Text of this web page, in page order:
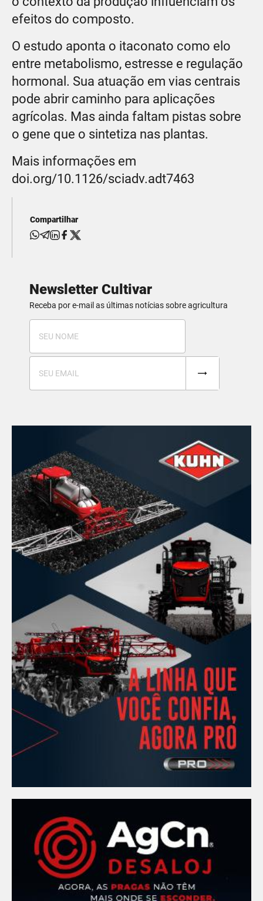
efeitos do composto.
O estudo aponta o itaconato como elo
entre metabolismo, estresse e regulação
hormonal. Sua atuação em vias centrais
pode abrir caminho para aplicações
agrícolas. Mas ainda faltam pistas sobre
o gene que o sintetiza nas plantas.
Mais informações em
doi.org/10.1126/sciadv.adt7463
Compartilhar
Newsletter Cultivar
Receba por e-mail as últimas notícias sobre agricultura